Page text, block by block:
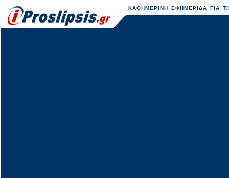
ΚΑΘΗΜΕΡΙΝΗ ΕΦΗΜΕΡΙΔΑ ΓΙΑ